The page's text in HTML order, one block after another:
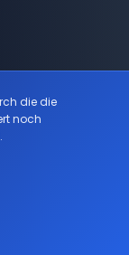
die die
noch